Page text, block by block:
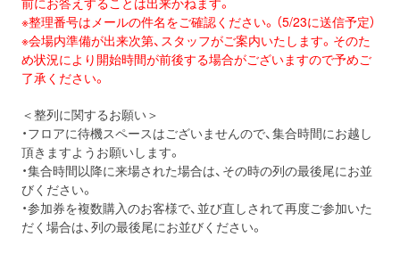
※整理番号はメールの件名をご確認ください。（5/23に送信予定）
※会場内準備が出来次第、スタッフがご案内いたします。そのた
め状況により開始時間が前後する場合がございますので予めご
了承ください。
＜整列に関するお願い＞
・フロアに待機スペースはございませんので、集合時間にお越し
頂きますようお願いします。
・集合時間以降に来場された場合は、その時の列の最後尾にお並
びください。
・参加券を複数購入のお客様で、並び直しされて再度ご参加いた
だく場合は、列の最後尾にお並びください。